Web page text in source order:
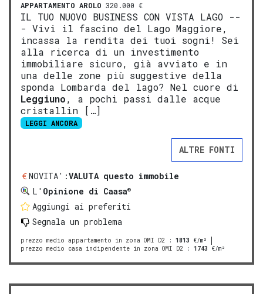
APPARTAMENTO AROLO 320.000 €
IL TUO NUOVO BUSINESS CON VISTA LAGO --
- Vivi il fascino del Lago Maggiore,
incassa la rendita dei tuoi sogni! Sei
alla ricerca di un investimento
immobiliare sicuro, già avviato e in
una delle zone più suggestive della
sponda Lombarda del lago? Nel cuore di
Leggiuno, a pochi passi dalle acque
cristallin […]
LEGGI ANCORA
ALTRE FONTI
NOVITA':VALUTA questo immobile
L' Opinione di Caasa®
Aggiungi ai preferiti
Segnala un problema
prezzo medio appartamento in zona OMI D2 : 1813 €/m²
prezzo medio casa indipendente in zona OMI D2 : 1743 €/m²